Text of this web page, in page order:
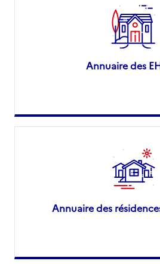
Annuaire des
Annuaire des